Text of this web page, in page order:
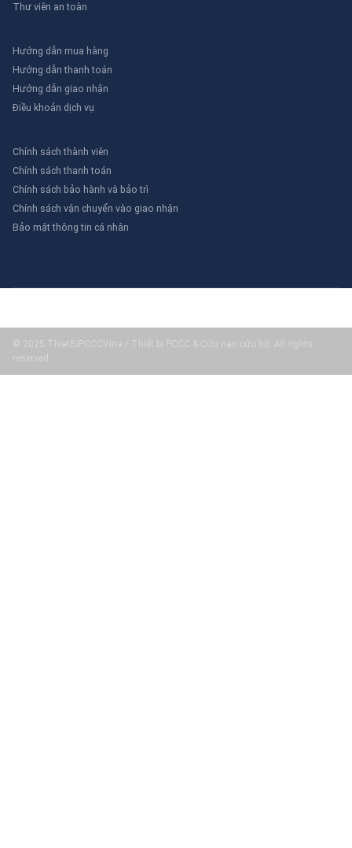
Thư viên an toàn
Hướng dẫn mua hàng
Hướng dẫn thanh toán
Hướng dẫn giao nhận
Điều khoản dịch vụ
Chính sách thành viên
Chính sách thanh toán
Chính sách bảo hành và bảo trì
Chính sách vận chuyển vào giao nhận
Bảo mật thông tin cá nhân
© 2025 ThietBiPCCCVina / Thiết bị PCCC & Cứu nạn cứu hộ. All rights
reserved.